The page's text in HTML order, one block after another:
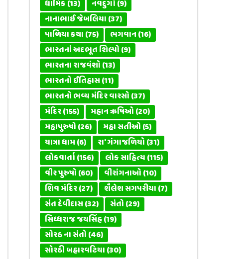
ધાર્મિક(13) નવદુર્ગા(9)
નાનાભાઈ જેબલિયા(37)
પાળિયા કથા(75) ભગવાન(16)
ભારતનાં અદભૂત શિલ્પો(9)
ભારતના રાજવંશો(13)
ભારતનો ઈતિહાસ(11)
ભારતનો ભવ્ય મંદિર વારસો(37)
મંદિર(155) મહાન ઋષિઓ(20)
મહાપુરુષો(26) મહા સતીઓ(5)
યાત્રા ધામ(6) રા' ગંગાજળિયો(31)
લોકવાર્તા(156) લોક સાહિત્ય(115)
વીર પુરુષો(60) વીરાંગનાઓ(10)
શિવ મંદિર(27) શૈલેશ સગપરીયા(7)
સંત દેવીદાસ(32) સંતો(29)
સિધ્ધરાજ જયસિંહ(19)
સોરઠ ના સંતો(46)
સોરઠી બહારવટિયા(30)